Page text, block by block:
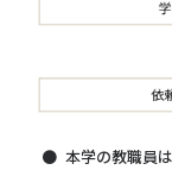
本学の教職員